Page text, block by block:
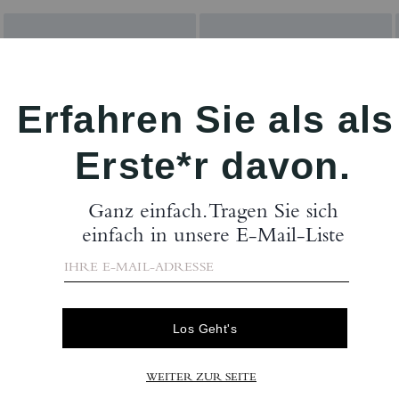
Bewertungen
Informationen darüber, wie wir unsere Bewertungen überprüfen, finden Sie